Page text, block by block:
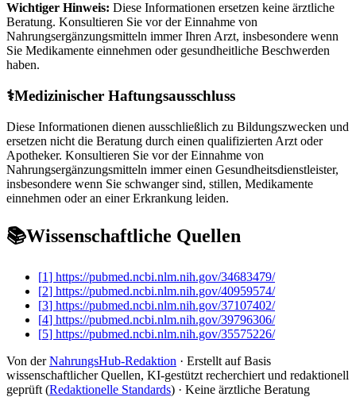
Wichtiger Hinweis: Diese Informationen ersetzen keine ärztliche
Beratung. Konsultieren Sie vor der Einnahme von
Nahrungsergänzungsmitteln immer Ihren Arzt, insbesondere wenn
Sie Medikamente einnehmen oder gesundheitliche Beschwerden
haben.
⚕️Medizinischer Haftungsausschluss
Diese Informationen dienen ausschließlich zu Bildungszwecken und
ersetzen nicht die Beratung durch einen qualifizierten Arzt oder
Apotheker. Konsultieren Sie vor der Einnahme von
Nahrungsergänzungsmitteln immer einen Gesundheitsdienstleister,
insbesondere wenn Sie schwanger sind, stillen, Medikamente
einnehmen oder an einer Erkrankung leiden.
📚Wissenschaftliche Quellen
[1] https://pubmed.ncbi.nlm.nih.gov/34683479/
[2] https://pubmed.ncbi.nlm.nih.gov/40959574/
[3] https://pubmed.ncbi.nlm.nih.gov/37107402/
[4] https://pubmed.ncbi.nlm.nih.gov/39796306/
[5] https://pubmed.ncbi.nlm.nih.gov/35575226/
Von der NahrungsHub-Redaktion · Erstellt auf Basis
wissenschaftlicher Quellen, KI-gestützt recherchiert und redaktionell
geprüft (Redaktionelle Standards) · Keine ärztliche Beratung